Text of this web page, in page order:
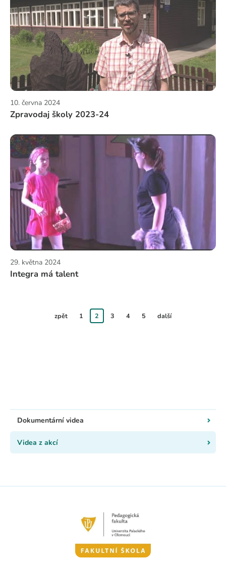
10. června 2024
Zpravodaj školy 2023-24
29. května 2024
Integra má talent
zpět 1 2 3 4 5 další
Dokumentární videa
Videa z akcí